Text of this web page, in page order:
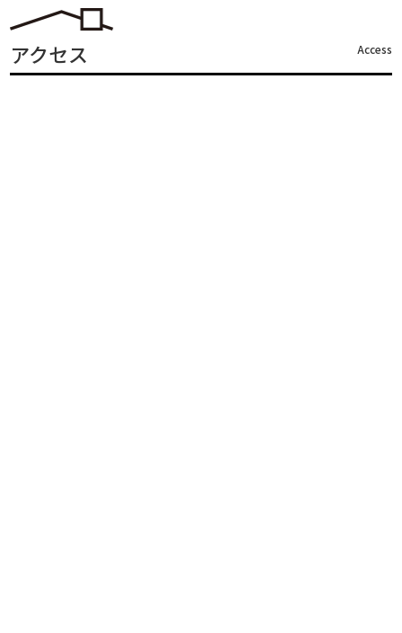
アクセス Access